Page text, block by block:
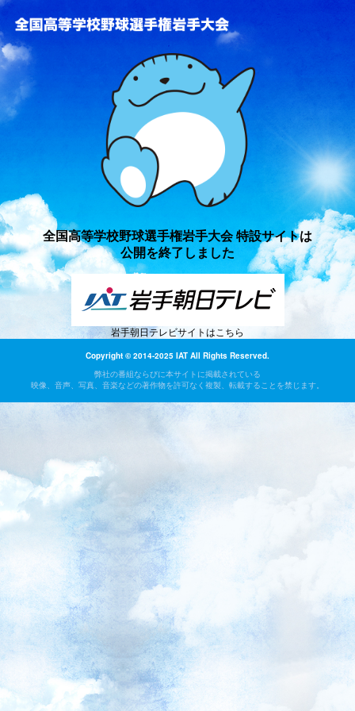
全国高等学校野球選手権岩手大会 特設サイトは
公開を終了しました
岩手朝日テレビサイトはこちら
Copyright © 2014-2025 IAT All Rights Reserved.
弊社の番組ならびに本サイトに掲載されている
映像、音声、写真、音楽などの著作物を許可なく複製、転載することを禁じます。